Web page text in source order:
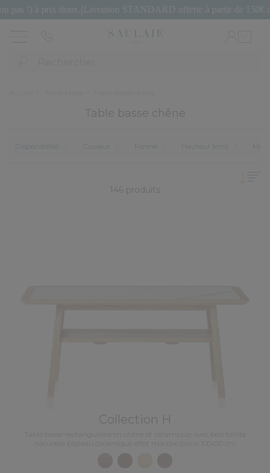
Livraison STANDARD offerte à partir de 150€ d'achat.
Table basse chêne
Disponibilité Couleur Forme Hauteur (cm)
146 produits
Collection H
Table basse rectangulaire en chêne et céramique avec bois teinte
naturelle plateau céramique effet marbre blanc 100x50 cm